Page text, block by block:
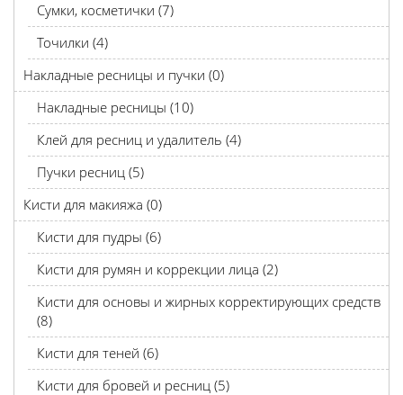
Сумки, косметички (7)
Точилки (4)
Накладные ресницы и пучки (0)
Накладные ресницы (10)
Клей для ресниц и удалитель (4)
Пучки ресниц (5)
Кисти для макияжа (0)
Кисти для пудры (6)
Кисти для румян и коррекции лица (2)
Кисти для основы и жирных корректирующих средств
(8)
Кисти для теней (6)
Кисти для бровей и ресниц (5)